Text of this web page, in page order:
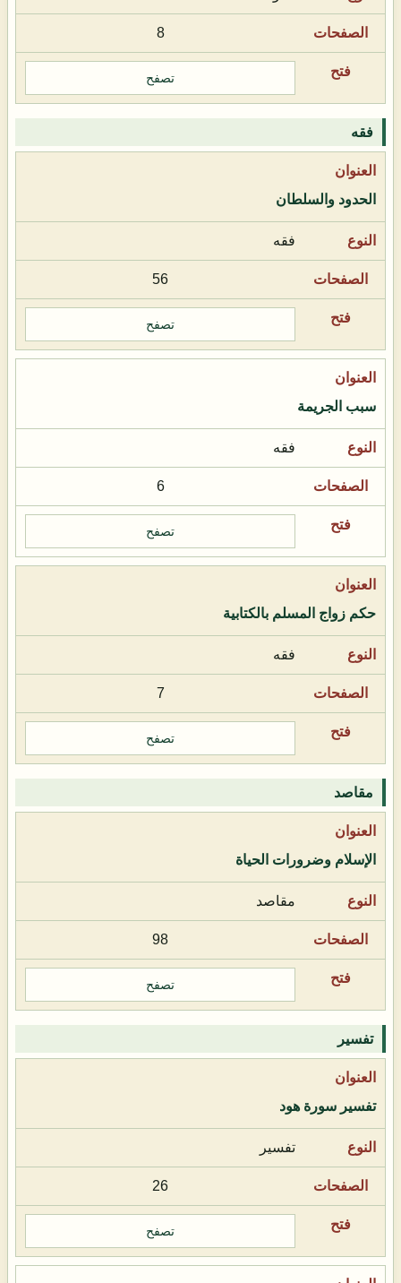
8
تصفح
فقه
الحدود والسلطان
فقه
56
تصفح
سبب الجريمة
فقه
6
تصفح
حكم زواج المسلم بالكتابية
فقه
7
تصفح
مقاصد
الإسلام وضرورات الحياة
مقاصد
98
تصفح
تفسير
تفسير سورة هود
تفسير
26
تصفح